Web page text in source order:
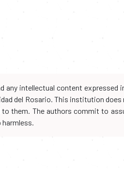
any intellectual content
del Rosario. This institution
to them. The authors commit to
harmless.